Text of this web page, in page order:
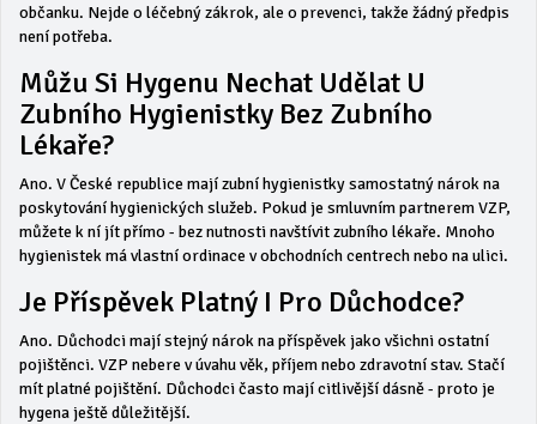
občanku. Nejde o léčebný zákrok, ale o prevenci, takže žádný předpis
není potřeba.
Můžu Si Hygenu Nechat Udělat U
Zubního Hygienistky Bez Zubního
Lékaře?
Ano. V České republice mají zubní hygienistky samostatný nárok na
poskytování hygienických služeb. Pokud je smluvním partnerem VZP,
můžete k ní jít přímo - bez nutnosti navštívit zubního lékaře. Mnoho
hygienistek má vlastní ordinace v obchodních centrech nebo na ulici.
Je Příspěvek Platný I Pro Důchodce?
Ano. Důchodci mají stejný nárok na příspěvek jako všichni ostatní
pojištěnci. VZP nebere v úvahu věk, příjem nebo zdravotní stav. Stačí
mít platné pojištění. Důchodci často mají citlivější dásně - proto je
hygena ještě důležitější.